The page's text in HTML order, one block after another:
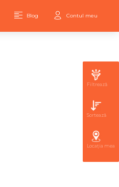
Blog Contul meu
Filtrează
Sortează
Locația mea